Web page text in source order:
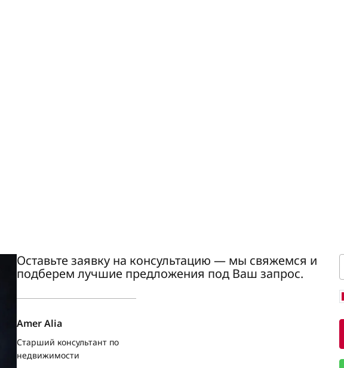
Оставьте заявку на консультацию — мы свяжемся и
подберем лучшие предложения под Ваш запрос.
Amer Alia
Старший консультант по
недвижимости